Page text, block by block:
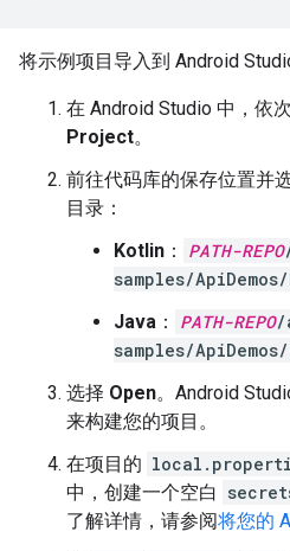
将示例项目导入到 Android
在 Android Studio 中，依
Project。
前往代码库的保存位置并
目录：
Kotlin ： PATH-REPO
samples/
Java ： PATH-REPO/
samples/
选择 Open。Android
来构建您的项目。
在项目的
中，创建一个空白
了解详情，请参阅将您的